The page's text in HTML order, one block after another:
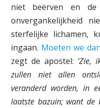
niet beërven en de
onvergankelijkheid
sterfelijke lichamen,
ingaan. Moeten we
zegt de apostel: ‘Zie,
zullen niet allen
veranderd worden, in
laatste bazuin; want de